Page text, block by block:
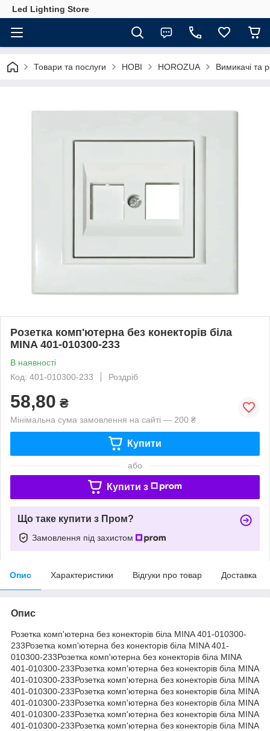
Led Lighting Store
Товари та послуги НОВІ HOROZUA Вимикачі та
Розетка комп'ютерна без конекторів біла
MINA 401-010300-233
В наявності
Код: 401-010300-233
Роздріб
58,80 ₴
Мінімальна сума замовлення на сайті — 200 ₴
Купити
або
Купити з
Що таке купити з Пром?
Замовлення під захистом
Опис Характеристики Відгуки про товар Доставка
Опис
Розетка комп'ютерна без конекторів біла MINA 401-010300-
233Розетка комп'ютерна без конекторів біла MINA 401-
010300-233Розетка комп'ютерна без конекторів біла MINA
401-010300-233Розетка комп'ютерна без конекторів біла MINA
401-010300-233Розетка комп'ютерна без конекторів біла MINA
401-010300-233Розетка комп'ютерна без конекторів біла MINA
401-010300-233Розетка комп'ютерна без конекторів біла MINA
401-010300-233Розетка комп'ютерна без конекторів біла MINA
401-010300-233Розетка комп'ютерна без конекторів біла MINA